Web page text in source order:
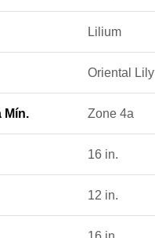
Lilium
Oriental Lily
Mín. Zone 4a
16 in.
12 in.